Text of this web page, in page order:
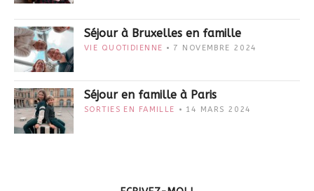
Séjour à Bruxelles en famille
VIE QUOTIDIENNE 7 NOVEMBRE 2024
Séjour en famille à Paris
SORTIES EN FAMILLE 14 MARS 2024